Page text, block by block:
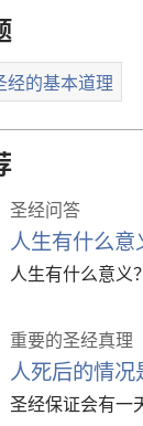
的基本道理
圣经问答
人生有什么意
人生有什么意义
重要的圣经真理
人死后的情况
圣经保证会有一